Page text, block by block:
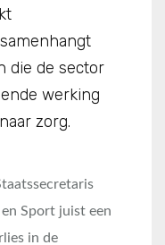
die de sector
werking
zorg.
Sport juist een
in de